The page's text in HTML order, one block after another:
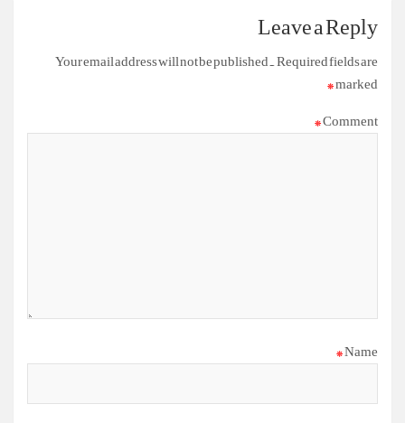
Leave a Reply
Your email address will not be published. Required fields are
marked
*
Comment
*
Name
*